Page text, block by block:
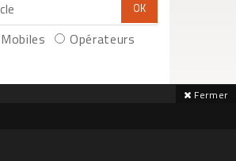
Mobiles Opérateurs
Fermer